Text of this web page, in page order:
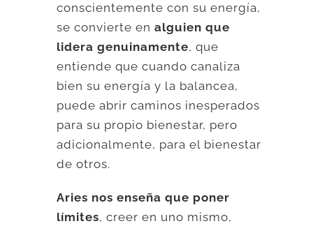
conscientemente con su energía,
se convierte enalguien que
lidera genuinamente, que
entiende que cuando canaliza
bien su energía y la balancea,
puede abrir caminos inesperados
para su propio bienestar, pero
adicionalmente, para el bienestar
de otros.
Aries nos enseña que poner
límites, creer en uno mismo,